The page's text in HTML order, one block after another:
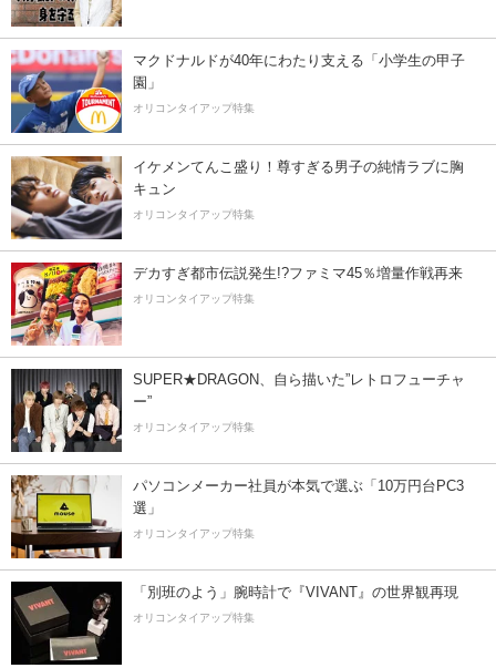
マクドナルドが40年にわたり支える「小学生の甲子
園」
オリコンタイアップ特集
イケメンてんこ盛り！尊すぎる男子の純情ラブに胸
キュン
オリコンタイアップ特集
デカすぎ都市伝説発生!?ファミマ45％増量作戦再来
オリコンタイアップ特集
SUPER★DRAGON、自ら描いた”レトロフューチャ
ー”
オリコンタイアップ特集
パソコンメーカー社員が本気で選ぶ「10万円台PC3
選」
オリコンタイアップ特集
「別班のよう」腕時計で『VIVANT』の世界観再現
オリコンタイアップ特集